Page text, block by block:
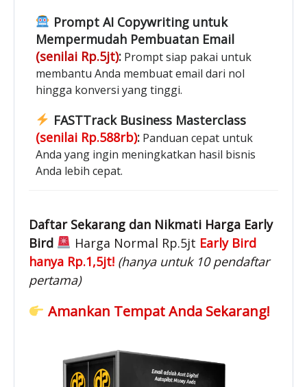
Prompt AI Copywriting untuk
Mempermudah Pembuatan Email
(senilai Rp.5jt): Prompt siap pakai untuk
membantu Anda membuat email dari nol
hingga konversi yang tinggi.
FASTTrack Business Masterclass
(senilai Rp.588rb): Panduan cepat untuk
Anda yang ingin meningkatkan hasil bisnis
Anda lebih cepat.
Daftar Sekarang dan Nikmati Harga Early
Bird
Harga Normal Rp.5jt Early Bird
hanya Rp.1,5jt! (hanya untuk 10 pendaftar
pertama)
Amankan Tempat Anda Sekarang!